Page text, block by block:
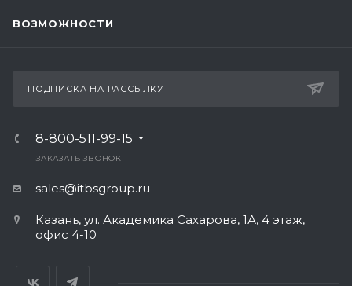
ВОЗМОЖНОСТИ
ПОДПИСКА НА РАССЫЛКУ
8-800-511-99-15
ЗАКАЗАТЬ ЗВОНОК
sales@itbsgroup.ru
Казань, ул. Академика Сахарова, 1А, 4 этаж,
офис 4-10